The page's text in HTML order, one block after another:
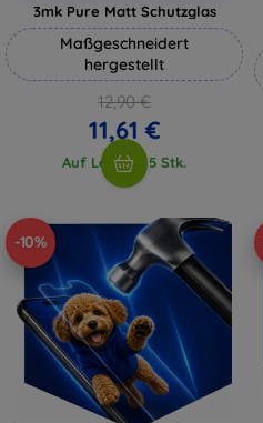
3mk Pure Matt Schutzglas
Maßgeschneidert
hergestellt
12,90 €
11,61 €
Auf Lager > 5 Stk.
-10%